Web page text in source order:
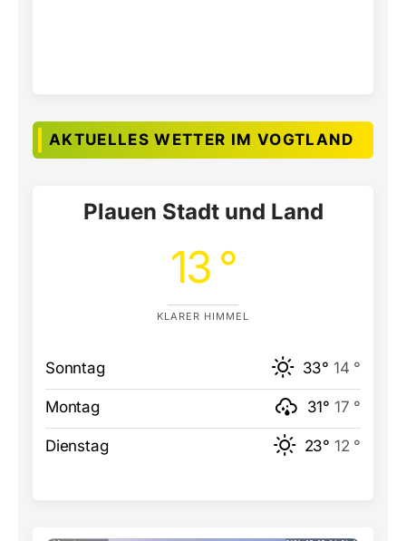
AKTUELLES WETTER IM VOGTLAND
Plauen Stadt und Land
13 °
KLARER HIMMEL
Sonntag 33° 14 °
Montag 31° 17 °
Dienstag 23° 12 °